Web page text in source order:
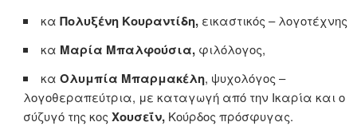
καΠολυξένη Κουραντίδη, εικαστικός – λογοτέχνης
κα Μαρία Μπαλφούσια, φιλόλογος,
καΟλυμπία Μπαρμακέλη, ψυχολόγος –
λογοθεραπεύτρια, με καταγωγή από την Ικαρία και ο
σύζυγό της κοςΧουσεΐν, Κούρδος πρόσφυγας.